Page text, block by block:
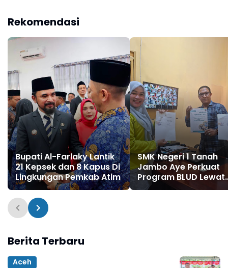
Rekomendasi
Bupati Al-Farlaky Lantik
21 Kepsek dan 8 Kapus Di
Lingkungan Pemkab Atim
SMK Negeri 1 Tanah
Jambo Aye Perkuat
Program BLUD Lewat
Sinergi Antarsekolah
Berita Terbaru
Aceh